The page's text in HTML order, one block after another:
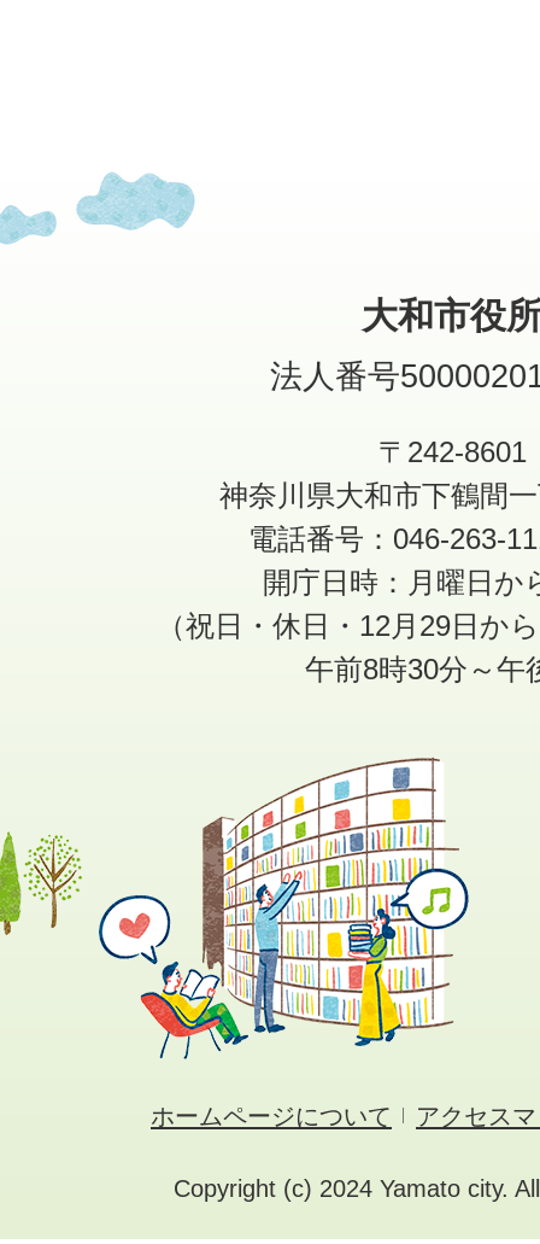
大和市役
法人番号
〒242-8601
神奈川県大和市下鶴間
電話番号：046-263-
開庁日時：月曜日か
（祝日・休日・12月29日か
午前8時30分～午
ホームページについて アクセス
Copyright (c) 2024 Yamato city.